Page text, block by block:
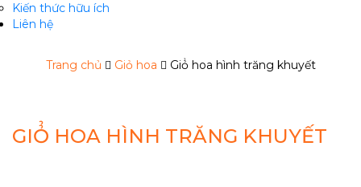
Kiến thức hữu ích
Liên hệ
Trang chủ Giỏ hoa Giỏ̉ hoa hình trăng khuyết
GIỎ̉ HOA HÌNH TRĂNG KHUYẾT